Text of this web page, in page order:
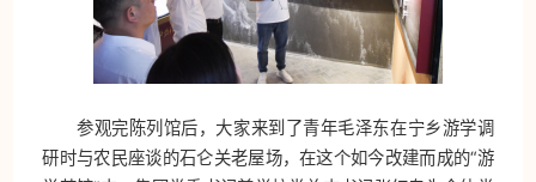
参观完陈列馆后，大家来到了青年毛泽东在宁乡游学调
研时与农民座谈的石仑关老屋场，在这个如今改建而成的“游